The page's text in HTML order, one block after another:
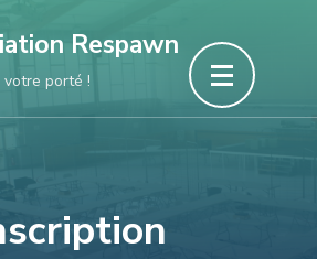
Respawn
porté !